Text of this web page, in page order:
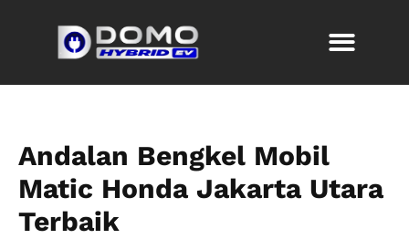
Andalan Bengkel Mobil
Matic Honda Jakarta Utara
Terbaik